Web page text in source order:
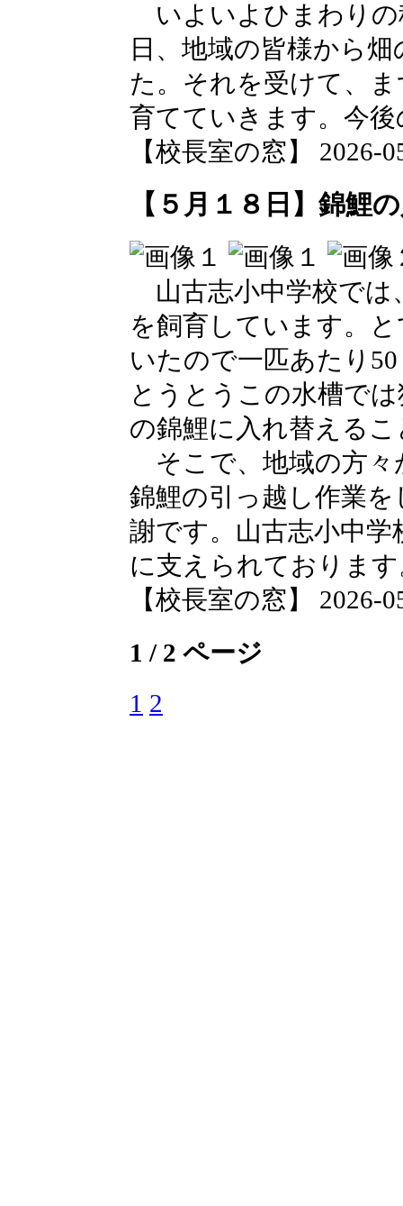
いよいよひまわりの
日、地域の皆様から
た。それを受けて、
育てていきます。今
【校長室の窓】 2026-
【５月１８日】錦鯉
山古志小中学校では
を飼育しています。
いたので一匹あたり
とうとうこの水槽で
の錦鯉に入れ替える
そこで、地域の方々
錦鯉の引っ越し作業
謝です。山古志小中
に支えられておりま
【校長室の窓】 2026-
1 / 2 ページ
1 2